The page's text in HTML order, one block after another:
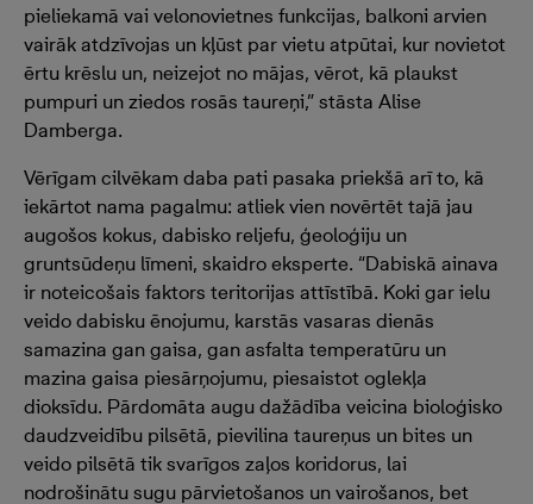
pieliekamā vai velonovietnes funkcijas, balkoni arvien
vairāk atdzīvojas un kļūst par vietu atpūtai, kur novietot
ērtu krēslu un, neizejot no mājas, vērot, kā plaukst
pumpuri un ziedos rosās taureņi,” stāsta Alise
Damberga.
Vērīgam cilvēkam daba pati pasaka priekšā arī to, kā
iekārtot nama pagalmu: atliek vien novērtēt tajā jau
augošos kokus, dabisko reljefu, ģeoloģiju un
gruntsūdeņu līmeni, skaidro eksperte. “Dabiskā ainava
ir noteicošais faktors teritorijas attīstībā. Koki gar ielu
veido dabisku ēnojumu, karstās vasaras dienās
samazina gan gaisa, gan asfalta temperatūru un
mazina gaisa piesārņojumu, piesaistot oglekļa
dioksīdu. Pārdomāta augu dažādība veicina bioloģisko
daudzveidību pilsētā, pievilina taureņus un bites un
veido pilsētā tik svarīgos zaļos koridorus, lai
nodrošinātu sugu pārvietošanos un vairošanos, bet